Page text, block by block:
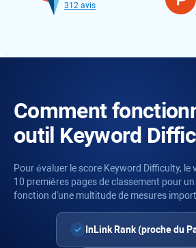
312 avis
Comment
outil Keyword
Pour évaluer le score Keyword Difficulty, le
10 premières pages de classement pour
fonction d'une multitude de mesures
InLink Rank(proche du